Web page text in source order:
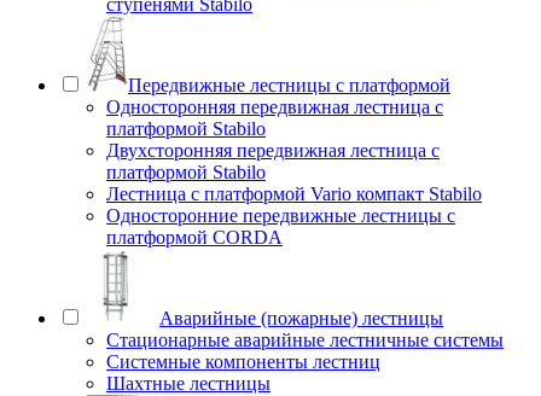
ступенями Stabilo
Передвижные лестницы с платформой
Односторонняя передвижная лестница с
платформой Stabilo
Двухсторонняя передвижная лестница с
платформой Stabilo
Лестница с платформой Vario компакт Stabilo
Односторонние передвижные лестницы с
платформой CORDA
Аварийные (пожарные) лестницы
Стационарные аварийные лестничные системы
Системные компоненты лестниц
Шахтные лестницы